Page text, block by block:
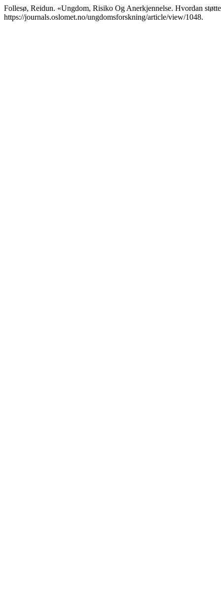
Follesø, Reidun. «Ungdom, Risiko Og Anerkjennelse. Hvordan
https://journals.oslomet.no/ungdomsforskning/article/view/1048.